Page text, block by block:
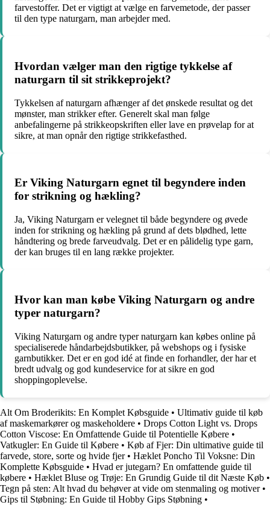
farvestoffer. Det er vigtigt at vælge en farvemetode, der passer
til den type naturgarn, man arbejder med.
Hvordan vælger man den rigtige tykkelse af
naturgarn til sit strikkeprojekt?
Tykkelsen af naturgarn afhænger af det ønskede resultat og det
mønster, man strikker efter. Generelt skal man følge
anbefalingerne på strikkeopskriften eller lave en prøvelap for at
sikre, at man opnår den rigtige strikkefasthed.
Er Viking Naturgarn egnet til begyndere inden
for strikning og hækling?
Ja, Viking Naturgarn er velegnet til både begyndere og øvede
inden for strikning og hækling på grund af dets blødhed, lette
håndtering og brede farveudvalg. Det er en pålidelig type garn,
der kan bruges til en lang række projekter.
Hvor kan man købe Viking Naturgarn og andre
typer naturgarn?
Viking Naturgarn og andre typer naturgarn kan købes online på
specialiserede håndarbejdsbutikker, på webshops og i fysiske
garnbutikker. Det er en god idé at finde en forhandler, der har et
bredt udvalg og god kundeservice for at sikre en god
shoppingoplevelse.
Alt Om Broderikits: En Komplet Købsguide • Ultimativ guide til køb
af maskemarkører og maskeholdere • Drops Cotton Light vs. Drops
Cotton Viscose: En Omfattende Guide til Potentielle Købere •
Vatkugler: En Guide til Købere • Køb af Fjer: Din ultimative guide til
farvede, store, sorte og hvide fjer• Hæklet Poncho Til Voksne: Din
Komplette Købsguide • Hvad er jutegarn? En omfattende guide til
købere • Hæklet Bluse og Trøje: En Grundig Guide til dit Næste Køb •
Tegn på sten: Alt hvad du behøver at vide om stenmaling og motiver•
Gips til Støbning: En Guide til Hobby Gips Støbning •